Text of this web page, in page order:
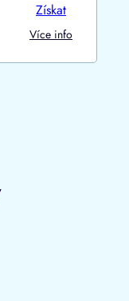
Získat
Více info